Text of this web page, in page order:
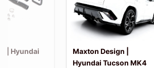
| Hyundai
Maxton Design |
Hyundai Tucson MK4